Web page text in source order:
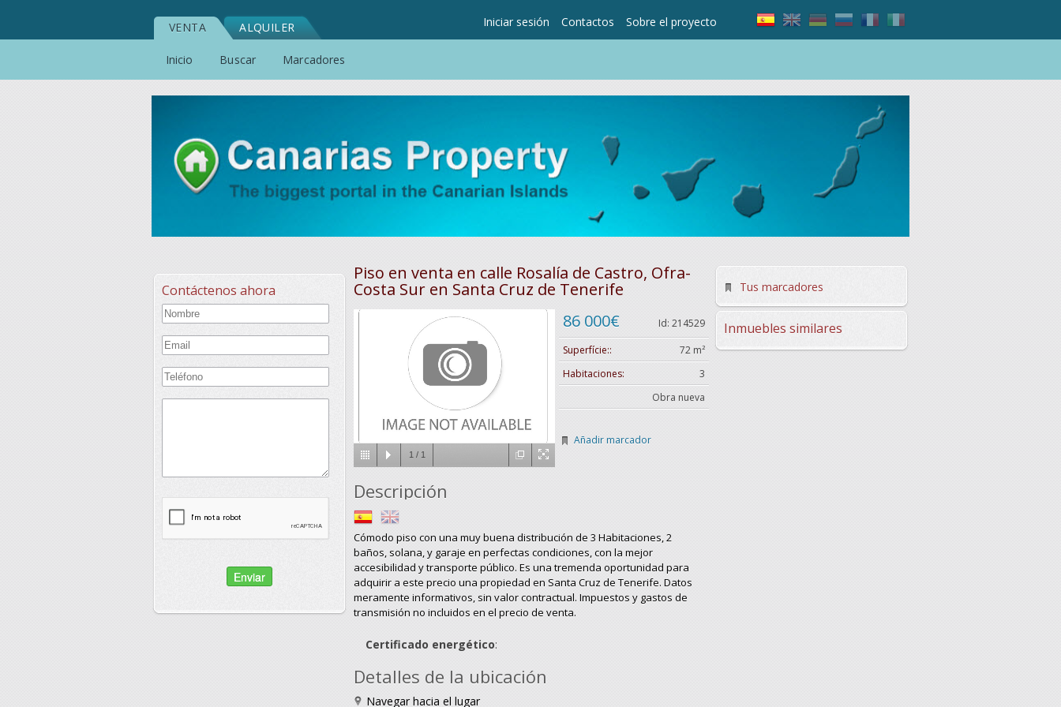
VENTA ALQUILER Sobre el proyecto
Contactos
Iniciar sesión
Inicio Buscar Marcadores
Tus marcadores
Inmuebles similares
Piso en venta en calle Rosalía de Castro, Ofra-
Costa Sur en Santa Cruz de Tenerife
1 / 1
Id: 214529
86 000€
Superfície::
72 m²
Habitaciones:
3
Obra nueva
Añadir marcador
Descripción
Cómodo piso con una muy buena distribución de 3 Habitaciones, 2
baños, solana, y garaje en perfectas condiciones, con la mejor
accesibilidad y transporte público. Es una tremenda oportunidad para
adquirir a este precio una propiedad en Santa Cruz de Tenerife. Datos
meramente informativos, sin valor contractual. Impuestos y gastos de
transmisión no incluidos en el precio de venta.
Certificado energético:
Detalles de la ubicación
Navegar hacia el lugar
Contáctenos ahora